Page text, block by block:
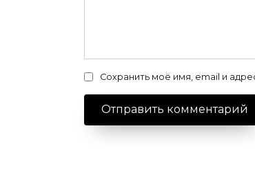
Сохранить моё имя, email и